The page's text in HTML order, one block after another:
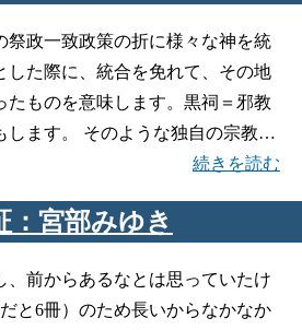
祭政一致政策の折に様々な神を統
した際に、統合を免れて、その地
たものを意味します。黒祠＝邪教
します。 そのような独自の宗教…
続きを読む
：宮部みゆき
、前からあるなとは思っていたけ
と6冊）のため長いからなかなか